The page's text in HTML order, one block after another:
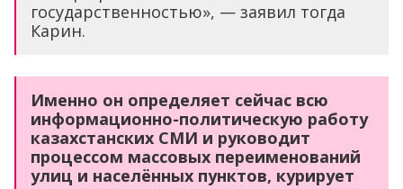
государственностью», — заявил тогда
Карин.
Именно он определяет сейчас всю
информационно-политическую работу
казахстанских СМИ и руководит
процессом массовых переименований
улиц и населённых пунктов, курирует